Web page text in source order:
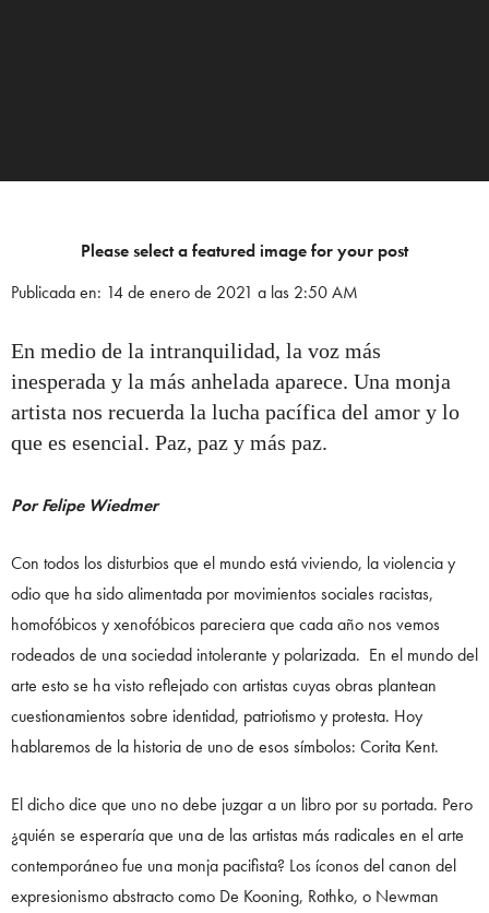
Please select a featured image for your post
Publicada en: 14 de enero de 2021 a las 2:50 AM
En medio de la intranquilidad, la voz más
inesperada y la más anhelada aparece. Una monja
artista nos recuerda la lucha pacífica del amor y lo
que es esencial. Paz, paz y más paz.
Por Felipe Wiedmer
Con todos los disturbios que el mundo está viviendo, la violencia y
odio que ha sido alimentada por movimientos sociales racistas,
homofóbicos y xenofóbicos pareciera que cada año nos vemos
rodeados de una sociedad intolerante y polarizada. En el mundo del
arte esto se ha visto reflejado con artistas cuyas obras plantean
cuestionamientos sobre identidad, patriotismo y protesta. Hoy
hablaremos de la historia de uno de esos símbolos: Corita Kent.
El dicho dice que uno no debe juzgar a un libro por su portada. Pero
¿quién se esperaría que una de las artistas más radicales en el arte
contemporáneo fue una monja pacifista? Los íconos del canon del
expresionismo abstracto como De Kooning, Rothko, o Newman